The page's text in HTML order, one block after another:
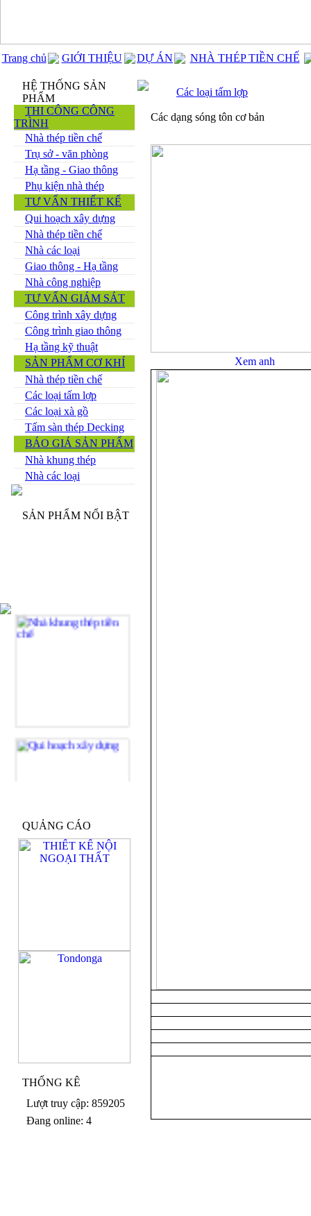
Trang chủ GIỚI THIỆU DỰ ÁN NHÀ THÉP TIỀN CHẾ
HỆ THỐNG SẢN
PHẨM
THI CÔNG CÔNG
TRÌNH
Nhà thép tiền chế
Trụ sở - văn phòng
Hạ tầng - Giao thông
Phụ kiện nhà thép
TƯ VẤN THIẾT KẾ
Qui hoạch xây dựng
Nhà thép tiền chế
Nhà các loại
Giao thông - Hạ tầng
Nhà công nghiệp
TƯ VẤN GIÁM SÁT
Công trình xây dựng
Công trình giao thông
Hạ tầng kỹ thuật
SẢN PHẨM CƠ KHÍ
Nhà thép tiền chế
Các loại tấm lợp
Các loại xà gồ
Tấm sàn thép Decking
BÁO GIÁ SẢN PHẨM
Nhà khung thép
Nhà các loại
SẢN PHẨM NỔI BẬT
QUẢNG CÁO
THỐNG KÊ
Lượt truy cập: 859205
Đang online: 4
Các loại tấm lợp
Các dạng sóng tôn cơ bản